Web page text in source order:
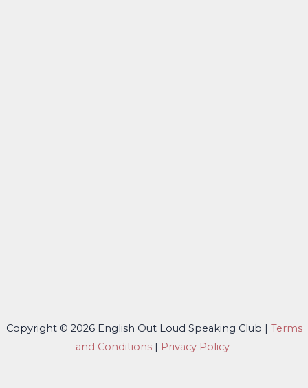
Copyright © 2026 English Out Loud Speaking Club | Terms
and Conditions | Privacy Policy